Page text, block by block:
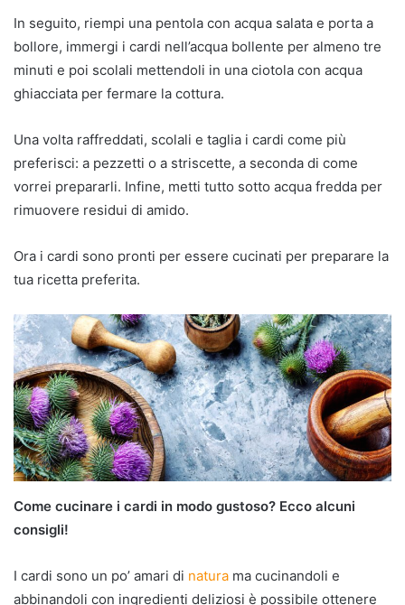
In seguito, riempi una pentola con acqua salata e porta a
bollore, immergi i cardi nell’acqua bollente per almeno tre
minuti e poi scolali mettendoli in una ciotola con acqua
ghiacciata per fermare la cottura.
Una volta raffreddati, scolali e taglia i cardi come più
preferisci: a pezzetti o a striscette, a seconda di come
vorrei prepararli. Infine, metti tutto sotto acqua fredda per
rimuovere residui di amido.
Ora i cardi sono pronti per essere cucinati per preparare la
tua ricetta preferita.
Come cucinare i cardi in modo gustoso? Ecco alcuni
consigli!
I cardi sono un po’ amari di natura ma cucinandoli e
abbinandoli con ingredienti deliziosi è possibile ottenere